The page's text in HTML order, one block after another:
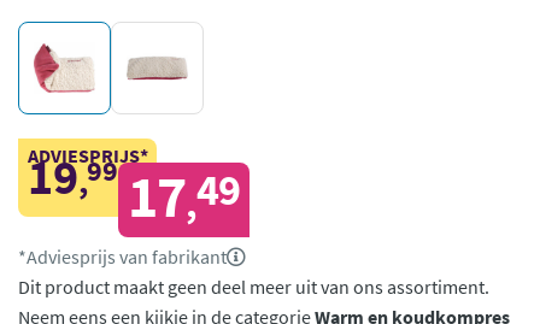
ADVIESPRIJS*
19,99 17,49
*Adviesprijs van fabrikant
Dit product maakt geen deel meer uit van ons assortiment.
Neem eens een kijkje in de categorieWarm en koudkompres